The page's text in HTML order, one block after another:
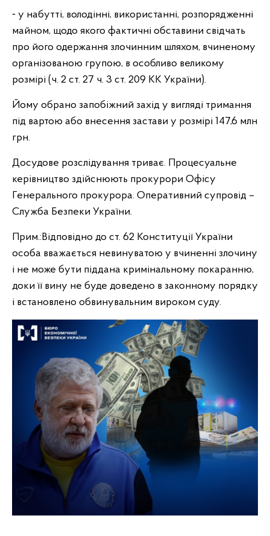
⁃ у набутті, володінні, використанні, розпорядженні
майном, щодо якого фактичні обставини свідчать
про його одержання злочинним шляхом, вчиненому
організованою групою, в особливо великому
розмірі (ч. 2 ст. 27 ч. 3 ст. 209 КК України).
Йому обрано запобіжний захід у вигляді тримання
під вартою або внесення застави у розмірі 147,6 млн
грн.
Досудове розслідування триває. Процесуальне
керівництво здійснюють прокурори Офісу
Генерального прокурора. Оперативний супровід –
Служба Безпеки України.
Прим.:Відповідно до ст. 62 Конституції України
особа вважається невинуватою у вчиненні злочину
і не може бути піддана кримінальному покаранню,
доки її вину не буде доведено в законному порядку
і встановлено обвинувальним вироком суду.